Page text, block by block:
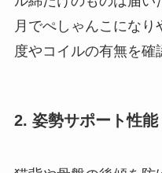
月でぺしゃんこにな
度やコイルの有無を確
2. 姿勢サポート性能